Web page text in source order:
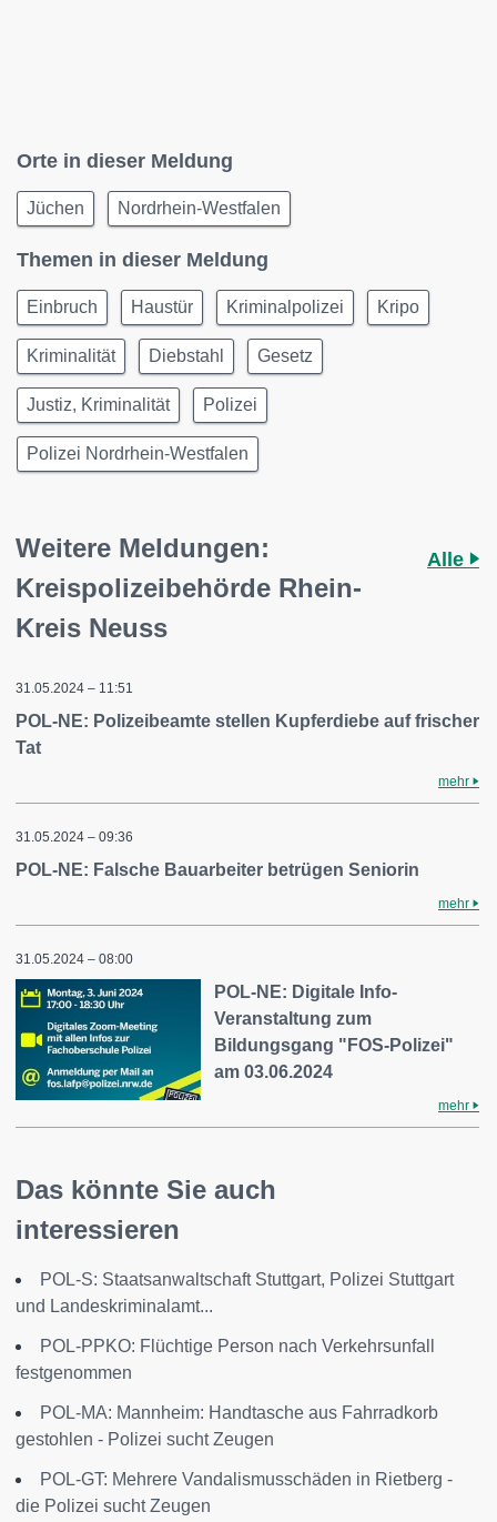
Orte in dieser Meldung
Jüchen Nordrhein-Westfalen
Themen in dieser Meldung
Einbruch Haustür Kriminalpolizei Kripo
Kriminalität Diebstahl Gesetz
Justiz, Kriminalität Polizei
Polizei Nordrhein-Westfalen
Weitere Meldungen:
Kreispolizeibehörde Rhein-
Kreis Neuss
Alle
31.05.2024 – 11:51
POL-NE: Polizeibeamte stellen Kupferdiebe auf frischer
Tat
mehr
31.05.2024 – 09:36
POL-NE: Falsche Bauarbeiter betrügen Seniorin
mehr
31.05.2024 – 08:00
POL-NE: Digitale Info-
Veranstaltung zum
Bildungsgang "FOS-Polizei"
am 03.06.2024
mehr
Das könnte Sie auch
interessieren
POL-S: Staatsanwaltschaft Stuttgart, Polizei Stuttgart
und Landeskriminalamt...
POL-PPKO: Flüchtige Person nach Verkehrsunfall
festgenommen
POL-MA: Mannheim: Handtasche aus Fahrradkorb
gestohlen - Polizei sucht Zeugen
POL-GT: Mehrere Vandalismusschäden in Rietberg -
die Polizei sucht Zeugen